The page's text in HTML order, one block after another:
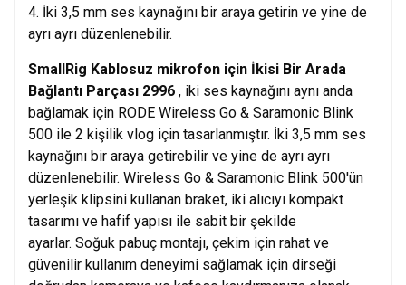
4. İki 3,5 mm ses kaynağını bir araya getirin ve yine de
ayrı ayrı düzenlenebilir.
SmallRig Kablosuz mikrofon için İkisi Bir Arada
Bağlantı Parçası 2996 , iki ses kaynağını aynı anda
bağlamak için RODE Wireless Go & Saramonic Blink
500 ile 2 kişilik vlog için tasarlanmıştır. İki 3,5 mm ses
kaynağını bir araya getirebilir ve yine de ayrı ayrı
düzenlenebilir. Wireless Go & Saramonic Blink 500'ün
yerleşik klipsini kullanan braket, iki alıcıyı kompakt
tasarımı ve hafif yapısı ile sabit bir şekilde
ayarlar. Soğuk pabuç montajı, çekim için rahat ve
güvenilir kullanım deneyimi sağlamak için dirseği